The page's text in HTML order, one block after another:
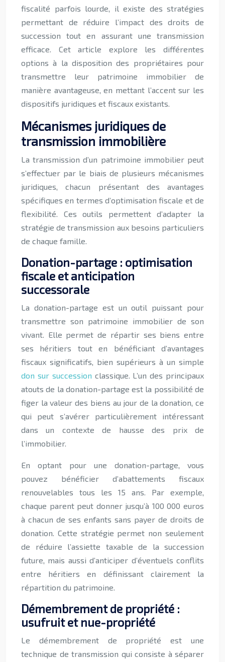
fiscalité parfois lourde, il existe des stratégies
permettant de réduire l’impact des droits de
succession tout en assurant une transmission
efficace. Cet article explore les différentes
options à la disposition des propriétaires pour
transmettre leur patrimoine immobilier de
manière avantageuse, en mettant l’accent sur les
dispositifs juridiques et fiscaux existants.
Mécanismes juridiques de
transmission immobilière
La transmission d’un patrimoine immobilier peut
s’effectuer par le biais de plusieurs mécanismes
juridiques, chacun présentant des avantages
spécifiques en termes d’optimisation fiscale et de
flexibilité. Ces outils permettent d’adapter la
stratégie de transmission aux besoins particuliers
de chaque famille.
Donation-partage : optimisation
fiscale et anticipation
successorale
La donation-partage est un outil puissant pour
transmettre son patrimoine immobilier de son
vivant. Elle permet de répartir ses biens entre
ses héritiers tout en bénéficiant d’avantages
fiscaux significatifs, bien supérieurs à un simple
don sur succession classique. L’un des principaux
atouts de la donation-partage est la possibilité de
figer la valeur des biens au jour de la donation, ce
qui peut s’avérer particulièrement intéressant
dans un contexte de hausse des prix de
l’immobilier.
En optant pour une donation-partage, vous
pouvez bénéficier d’abattements fiscaux
renouvelables tous les 15 ans. Par exemple,
chaque parent peut donner jusqu’à 100 000 euros
à chacun de ses enfants sans payer de droits de
donation. Cette stratégie permet non seulement
de réduire l’assiette taxable de la succession
future, mais aussi d’anticiper d’éventuels conflits
entre héritiers en définissant clairement la
répartition du patrimoine.
Démembrement de propriété :
usufruit et nue-propriété
Le démembrement de propriété est une
technique de transmission qui consiste à séparer